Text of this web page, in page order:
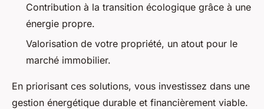
Contribution à la transition écologique grâce à une
énergie propre.
Valorisation de votre propriété, un atout pour le
marché immobilier.
En priorisant ces solutions, vous investissez dans une
gestion énergétique durable et financièrement viable.